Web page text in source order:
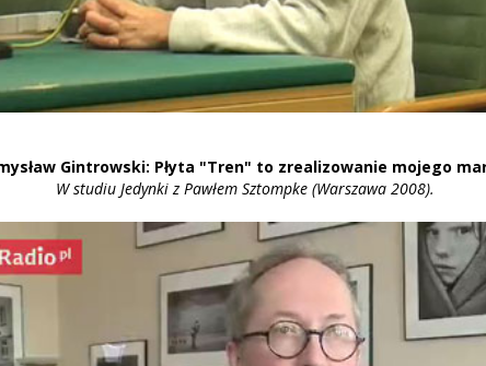
Gintrowski: Płyta "Tren" to zrealizowanie mojego
W studiu Jedynki z Pawłem Sztompke (Warszawa 2008).